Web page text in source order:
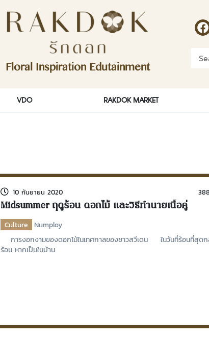
Floral Inspiration Edutainment
VDO RAKDOK MARKET
10 กันยายน 2020
Midsummer ฤดูร้อน ดอกไม้ และวิธีทำนายเนื้อคู่
Culture
Numploy
การงอกงามของดอกไม้ในเทศกาลของชาวสวีเดน ในวันที่ร้อนที่สุด
ร้อน หากเป็นในบ้าน